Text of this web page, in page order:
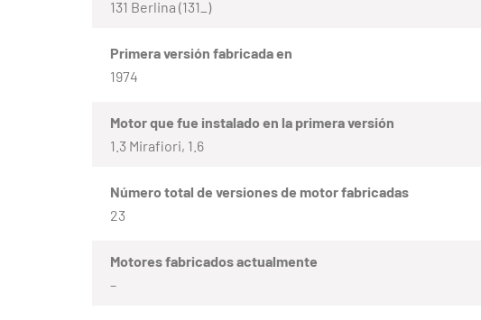
131 Berlina (131_)
Primera versión fabricada en
1974
Motor que fue instalado en la primera versión
1.3 Mirafiori, 1.6
Número total de versiones de motor fabricadas
23
Motores fabricados actualmente
–